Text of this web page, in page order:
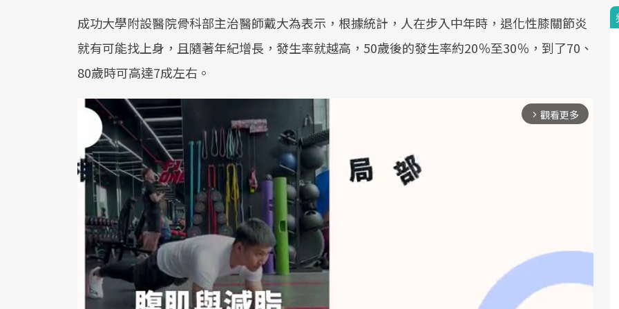
成功大學附設醫院骨科部主治醫師戴大為表示，根據統計，人在步入中年時，退化性膝關節炎
就有可能找上身，且隨著年紀增長，發生率就越高，50歲後的發生率約20％至30％，到了70、
80歲時可高達7成左右。
arrow_forward_ios 觀看更多